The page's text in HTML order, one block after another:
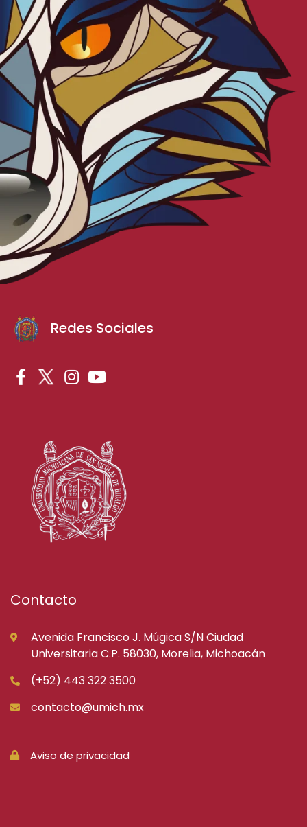
Redes Sociales
Contacto
Avenida Francisco J. Múgica S/N Ciudad
Universitaria C.P. 58030, Morelia, Michoacán
(+52) 443 322 3500
contacto@umich.mx
Aviso de privacidad